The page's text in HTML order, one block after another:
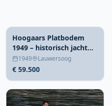
Hoogaars Platbodem
1949 – historisch jacht
met nieuwe aandrijving
1949 Lauwersoog
€ 59.500